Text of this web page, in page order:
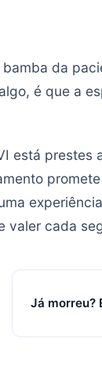
da
é que a
está prestes
valer cada
Já morreu?